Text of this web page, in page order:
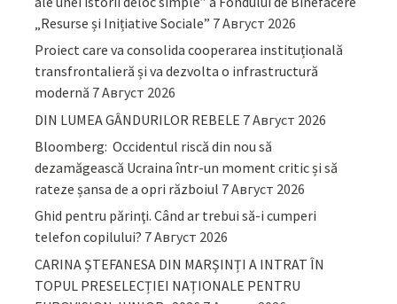
„Resurse și Inițiative Sociale” 7 Август 2026
Proiect care va consolida cooperarea instituțională
transfrontalieră și va dezvolta o infrastructură
modernă 7 Август 2026
DIN LUMEA GÂNDURILOR REBELE 7 Август 2026
Bloomberg: Occidentul riscă din nou să
dezamăgească Ucraina într-un moment critic și să
rateze șansa de a opri războiul 7 Август 2026
Ghid pentru părinţi. Când ar trebui să-i cumperi
telefon copilului? 7 Август 2026
CARINA ȘTEFANESA DIN MARȘINȚI A INTRAT ÎN
TOPUL PRESELECȚIEI NAȚIONALE PENTRU